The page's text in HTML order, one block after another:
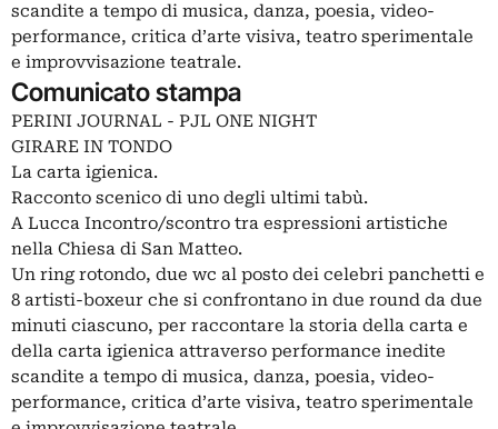
scandite a tempo di musica, danza, poesia, video-
performance, critica d’arte visiva, teatro sperimentale
e improvvisazione teatrale.
Comunicato stampa
PERINI JOURNAL - PJL ONE NIGHT
GIRARE IN TONDO
La carta igienica.
Racconto scenico di uno degli ultimi tabù.
A Lucca Incontro/scontro tra espressioni artistiche
nella Chiesa di San Matteo.
Un ring rotondo, due wc al posto dei celebri panchetti e
8 artisti-boxeur che si confrontano in due round da due
minuti ciascuno, per raccontare la storia della carta e
della carta igienica attraverso performance inedite
scandite a tempo di musica, danza, poesia, video-
performance, critica d’arte visiva, teatro sperimentale